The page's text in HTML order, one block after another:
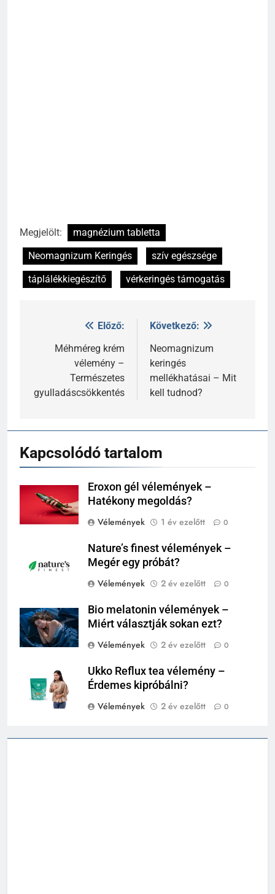
Megjelölt:
magnézium tabletta
Neomagnizum Keringés
szív egészsége
táplálékkiegészítő
vérkeringés támogatás
Bejegyzés
navigáció
Előző:
Méhméreg krém
vélemény –
Természetes
gyulladáscsökkentés
Következő:
Neomagnizum
keringés
mellékhatásai – Mit
kell tudnod?
Kapcsolódó tartalom
Eroxon gél vélemények –
Hatékony megoldás?
Vélemények
1 év ezelőtt 0
Nature’s finest vélemények –
Megér egy próbát?
Vélemények
2 év ezelőtt 0
Bio melatonin vélemények –
Miért választják sokan ezt?
Vélemények
2 év ezelőtt 0
Ukko Reflux tea vélemény –
Érdemes kipróbálni?
Vélemények
2 év ezelőtt 0